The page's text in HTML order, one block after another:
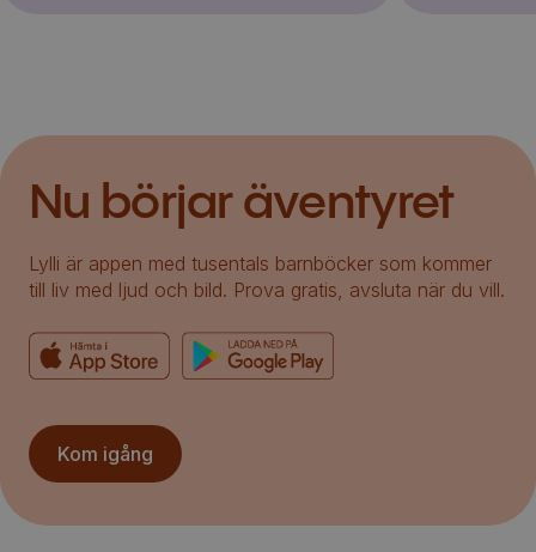
Nu börjar äventyret
Lylli är appen med tusentals barnböcker som kommer
till liv med ljud och bild. Prova gratis, avsluta när du vill.
Kom igång